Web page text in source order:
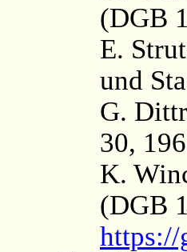
(DGB
E.
und
G.
30,
K.
(DGB
https://